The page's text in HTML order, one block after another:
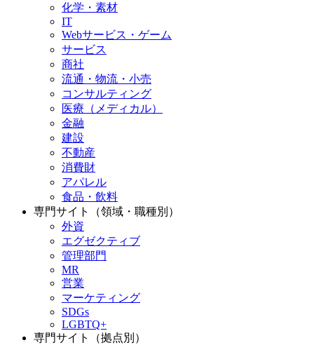
化学・素材
IT
Webサービス・ゲーム
サービス
商社
流通・物流・小売
コンサルティング
医療（メディカル）
金融
建設
不動産
消費財
アパレル
食品・飲料
専門サイト（領域・職種別）
外資
エグゼクティブ
管理部門
MR
営業
マーケティング
SDGs
LGBTQ+
専門サイト（拠点別）